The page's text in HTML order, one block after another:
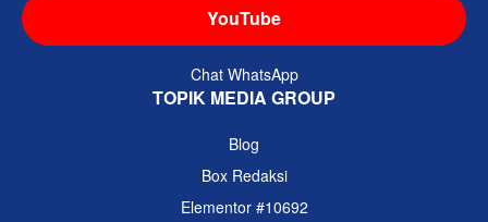
YouTube
Chat WhatsApp
TOPIK MEDIA GROUP
Blog
Box Redaksi
Elementor #10692